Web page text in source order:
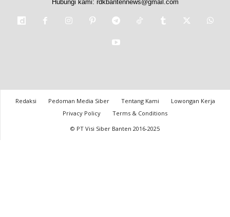
Hubungi kami: rdkbantennews@gmail.com
Redaksi Pedoman Media Siber Tentang Kami
Lowongan Kerja
Privacy Policy
Terms & Conditions
© PT Visi Siber Banten 2016-2025